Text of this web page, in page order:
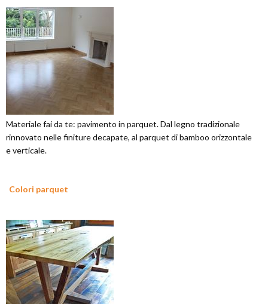
Materiale fai da te: pavimento in parquet. Dal legno tradizionale
rinnovato nelle finiture decapate, al parquet di bamboo orizzontale
e verticale.
Colori parquet